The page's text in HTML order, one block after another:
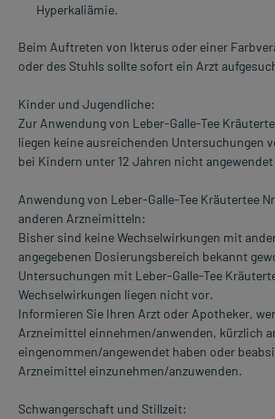
Hyperkaliämie.
Beim Auftreten von Ikterus oder einer
oder des Stuhls sollte sofort ein Arzt
Kinder und Jugendliche:
Zur Anwendung von Leber-Galle-Tee
liegen keine ausreichenden Untersuchungen
bei Kindern unter 12 Jahren nicht
Anwendung von Leber-Galle-Tee Kräutertee
anderen Arzneimitteln:
Bisher sind keine Wechselwirkungen mit
angegebenen Dosierungsbereich bekannt
Untersuchungen mit Leber-Galle-Tee
Wechselwirkungen liegen nicht vor.
Informieren Sie Ihren Arzt oder Apotheker,
Arzneimittel einnehmen/anwenden, kürzlich
eingenommen/angewendet haben oder
Arzneimittel einzunehmen/anzuwenden.
Schwangerschaft und Stillzeit: